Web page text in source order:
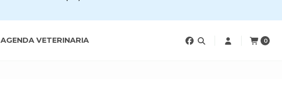
AGENDA VETERINARIA 0